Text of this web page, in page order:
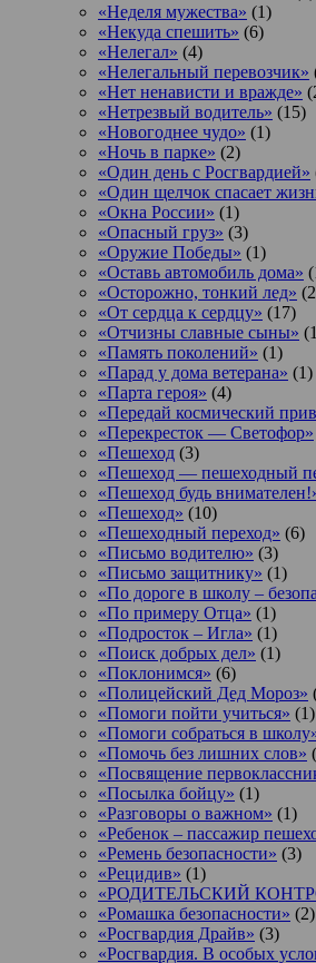
«Неделя мужества» (1)
«Некуда спешить» (6)
«Нелегал» (4)
«Нелегальный перевозчик»
«Нет ненависти и вражде»
«Нетрезвый водитель» (15)
«Новогоднее чудо» (1)
«Ночь в парке» (2)
«Один день с Росгвардией»
«Один щелчок спасает
«Окна России» (1)
«Опасный груз» (3)
«Оружие Победы» (1)
«Оставь автомобиль дома»
«Осторожно, тонкий лед»
«От сердца к сердцу» (17)
«Отчизны славные сыны»
«Память поколений» (1)
«Парад у дома ветерана» (1)
«Парта героя» (4)
«Передай космический
«Перекресток — Светофор»
«Пешеход (3)
«Пешеход — пешеходный
«Пешеход будь
«Пешеход» (10)
«Пешеходный переход» (6)
«Письмо водителю» (3)
«Письмо защитнику» (1)
«По дороге в школу –
«По примеру Отца» (1)
«Подросток ‒ Игла» (1)
«Поиск добрых дел» (1)
«Поклонимся» (6)
«Полицейский Дед Мороз»
«Помоги пойти учиться» (1)
«Помоги собраться в
«Помочь без лишних слов»
«Посвящение
«Посылка бойцу» (1)
«Разговоры о важном» (1)
«Ребенок – пассажир
«Ремень безопасности» (3)
«Рецидив» (1)
«РОДИТЕЛЬСКИЙ
«Ромашка безопасности» (2)
«Росгвардия Драйв» (3)
«Росгвардия. В особых